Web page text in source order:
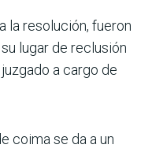
la resolución, fueron
lugar de reclusión
a cargo de
coima se da a un